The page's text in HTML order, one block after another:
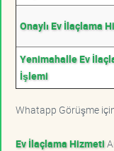
Onaylı Ev İlaçlama
Yenimahalle Ev
İşlemi
Whatapp Görüşme
Ev İlaçlama Hizmeti